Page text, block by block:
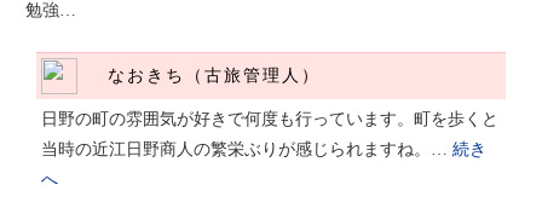
勉強…
なおきち（古旅管理人）
日野の町の雰囲気が好きで何度も行っています。町を歩くと
当時の近江日野商人の繁栄ぶりが感じられますね。… 続き
へ